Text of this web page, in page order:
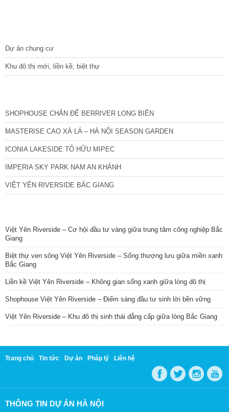
Dự án chung cư
Khu đô thị mới, liền kề, biệt thự
SHOPHOUSE CHÂN ĐẾ BERRIVER LONG BIÊN
MASTERISE CAO XÀ LÁ – HÀ NỘI SEASON GARDEN
ICONIA LAKESIDE TỐ HỮU MIPEC
IMPERIA SKY PARK NAM AN KHÁNH
VIỆT YÊN RIVERSIDE BẮC GIANG
Việt Yên Riverside – Cơ hội đầu tư vàng giữa trung tâm công nghiệp Bắc
Giang
Biệt thự ven sông Việt Yên Riverside – Sống thượng lưu giữa miền xanh
Bắc Giang
Liền kề Việt Yên Riverside – Không gian sống xanh giữa lòng đô thị
Shophouse Việt Yên Riverside – Điểm sáng đầu tư sinh lời bền vững
Việt Yên Riverside – Khu đô thị sinh thái đẳng cấp giữa lòng Bắc Giang
Trang chủ Tin tức Dự án Pháp lý Liên hệ
THÔNG TIN DỰ ÁN HÀ NỘI